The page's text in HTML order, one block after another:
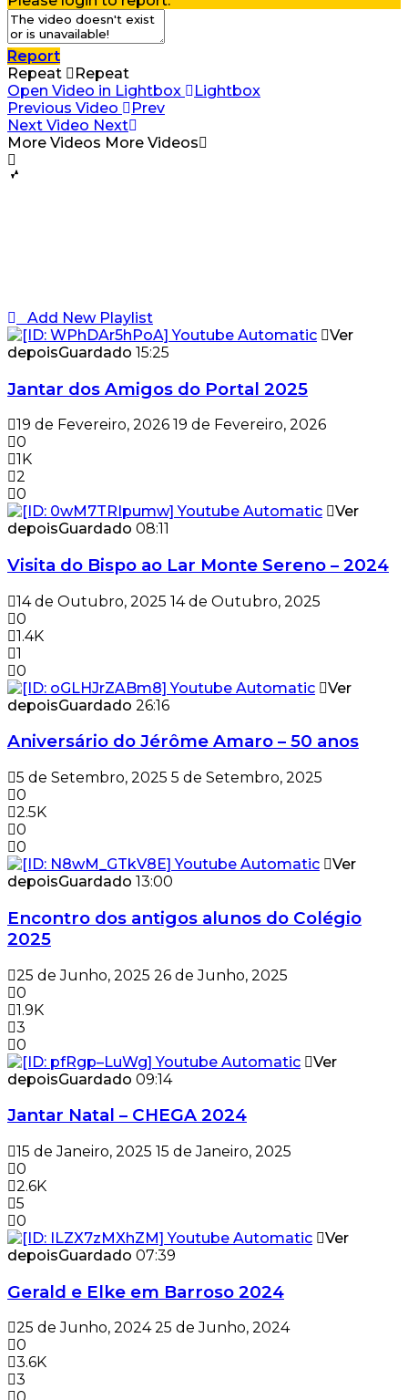
Report
Repeat
Repeat
Open Video in Lightbox
Lightbox
Previous Video
Prev
Next Video Next
More Videos More Videos
Add New Playlist
Ver
depoisGuardado 15:25
Jantar dos Amigos do Portal 2025
19 de Fevereiro, 2026 19 de Fevereiro, 2026
0
1K
2
0
Ver
depoisGuardado 08:11
Visita do Bispo ao Lar Monte Sereno – 2024
14 de Outubro, 2025 14 de Outubro, 2025
0
1.4K
1
0
Ver
depoisGuardado 26:16
Aniversário do Jérôme Amaro – 50 anos
5 de Setembro, 2025 5 de Setembro, 2025
0
2.5K
0
0
Ver
depoisGuardado 13:00
Encontro dos antigos alunos do Colégio
2025
25 de Junho, 2025 26 de Junho, 2025
0
1.9K
3
0
Ver
depoisGuardado 09:14
Jantar Natal – CHEGA 2024
15 de Janeiro, 2025 15 de Janeiro, 2025
0
2.6K
5
0
Ver
depoisGuardado 07:39
Gerald e Elke em Barroso 2024
25 de Junho, 2024 25 de Junho, 2024
0
3.6K
3